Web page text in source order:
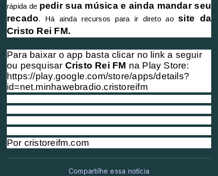
rápida de pedir sua música e ainda mandar seu
recado. Há ainda recursos para ir direto ao site da
Cristo Rei FM.
Para baixar o app basta clicar no link a seguir
ou pesquisar Cristo Rei FM na Play Store:
https://play.google.com/store/apps/details?
id=net.minhawebradio.cristoreifm
Por cristoreifm.com
Compartilhe essa notícia